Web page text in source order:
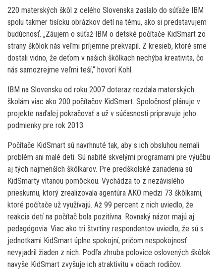
220 materských škôl z celého Slovenska zaslalo do súťaže IBM
spolu takmer tisícku obrázkov detí na tému, ako si predstavujem
budúcnosť. „Záujem o súťaž IBM o detské počítače KidSmart zo
strany škôlok nás veľmi príjemne prekvapil. Z kresieb, ktoré sme
dostali vidno, že deťom v našich škôlkach nechýba kreativita, čo
nás samozrejme veľmi teší,“ hovorí Kohl.
IBM na Slovensku od roku 2007 doteraz rozdala materských
školám viac ako 200 počítačov KidSmart. Spoločnosť plánuje v
projekte naďalej pokračovať a už v súčasnosti pripravuje jeho
podmienky pre rok 2013.
Počítače KidSmart sú navrhnuté tak, aby s ich obsluhou nemali
problém ani malé deti. Sú nabité skvelými programami pre výučbu
aj tých najmenších škôlkarov. Pre predškolské zariadenia sú
KidSmarty vítanou pomôckou. Vychádza to z nezávislého
prieskumu, ktorý zrealizovala agentúra AKO medzi 73 škôlkami,
ktoré počítače už využívajú. Až 99 percent z nich uviedlo, že
reakcia detí na počítač bola pozitívna. Rovnaký názor majú aj
pedagógovia. Viac ako tri štvrtiny respondentov uviedlo, že sú s
jednotkami KidSmart úplne spokojní, pričom nespokojnosť
nevyjadril žiaden z nich. Podľa zhruba polovice oslovených škôlok
navyše KidSmart zvyšuje ich atraktivitu v očiach rodičov.